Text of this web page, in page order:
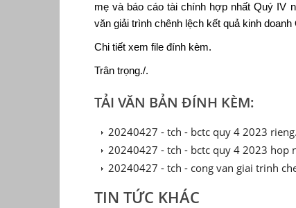
mẹ và báo cáo tài chính hợp nhất Quý IV
văn giải trình chênh lệch kết quả kinh
Chi tiết xem file đính kèm.
Trân trọng./.
TẢI VĂN BẢN ĐÍNH KÈM:
20240427 - tch - bctc quy 4 2023
20240427 - tch - bctc quy 4 2023 hop
20240427 - tch - cong van giai trinh
TIN TỨC KHÁC